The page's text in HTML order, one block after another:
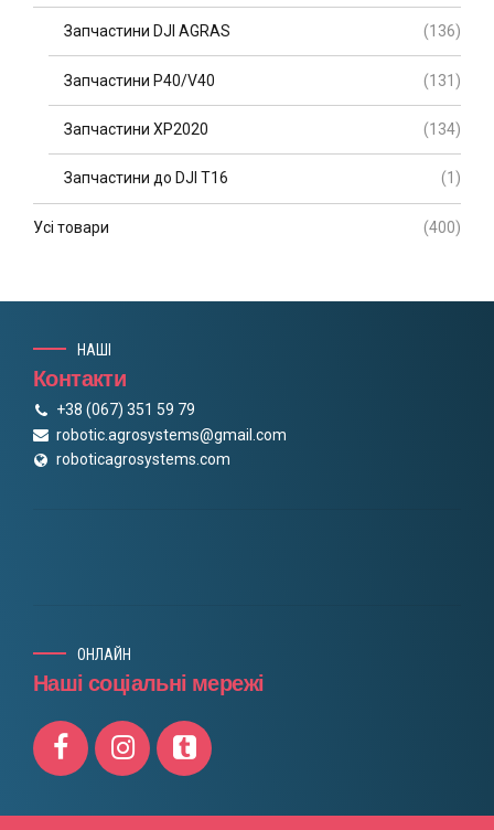
Запчастини DJI AGRAS (136)
Запчастини P40/V40 (131)
Запчастини XP2020 (134)
Запчастини до DJI T16 (1)
Усі товари (400)
НАШІ
Контакти
+38 (067) 351 59 79
robotic.agrosystems@gmail.com
roboticagrosystems.com
ОНЛАЙН
Наші соціальні мережі